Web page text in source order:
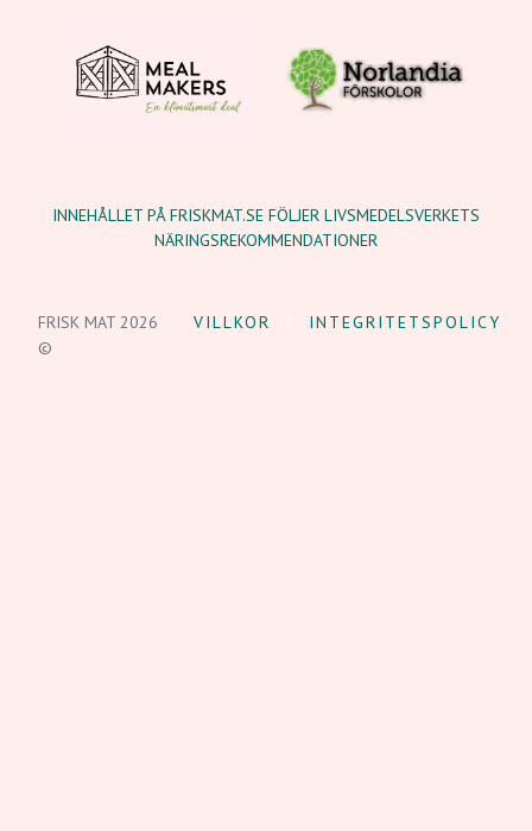
INNEHÅLLET PÅ FRISKMAT.SE FÖLJER LIVSMEDELSVERKETS
NÄRINGSREKOMMENDATIONER
FRISK MAT 2026
©
VILLKOR INTEGRITETSPOLICY